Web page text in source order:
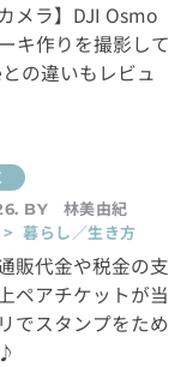
メラ】DJI Osmo
キ作りを撮影して
の違いもレビュ
BY
林美由紀
暮らし／生き方
販代金や税金の支
ペアチケットが当
でスタンプをため